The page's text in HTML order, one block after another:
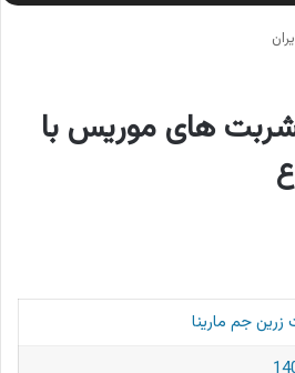
های موریس با
جم مارینا